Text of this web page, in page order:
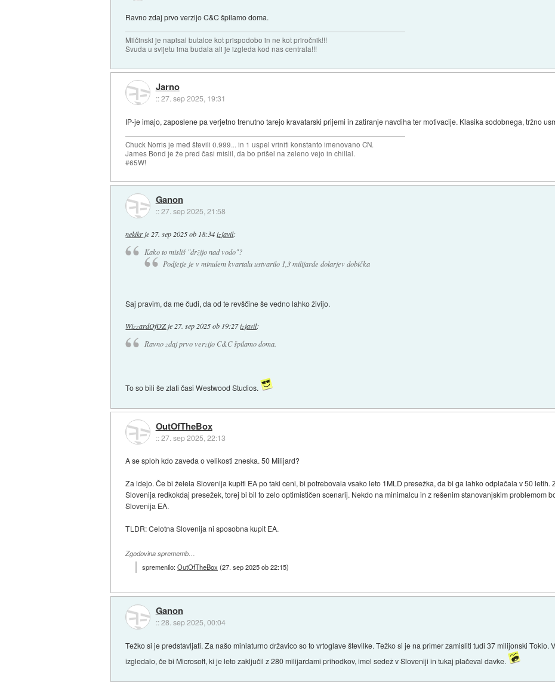
Ravno zdaj prvo verzijo C&C špilamo doma.
Milčinski je napisal butalce kot prispodobo in ne kot priročnik!!!
Svuda u svijetu ima budala ali je izgleda kod nas centrala!!!
Jarno
::27. sep 2025, 19:31
IP-je imajo, zaposlene pa verjetno trenutno tarejo kravatarski prijemi in zatiranje navdiha ter motivacije. Klasika sodobnega, tržno
Chuck Norris je med števili 0.999... in 1 uspel vriniti konstanto imenovano CN.
James Bond je že pred časi mislil, da bo prišel na zeleno vejo in chillal.
#65W!
Ganon
::27. sep 2025, 21:58
nekikr je 27. sep 2025 ob 18:34 izjavil:
Kako to misliš "držijo nad vodo"?
Podjetje je v minulem kvartalu ustvarilo 1,3 milijarde dolarjev dobička
Saj pravim, da me čudi, da od te revščine še vedno lahko živijo.
WizzardOfOZje 27. sep 2025 ob 19:27izjavil:
Ravno zdaj prvo verzijo C&C špilamo doma.
To so bili še zlati časi Westwood Studios.
OutOfTheBox
::27. sep 2025, 22:13
A se sploh kdo zaveda o velikosti zneska. 50 Milijard?
Za idejo. Če bi želela Slovenija kupiti EA po taki ceni, bi potrebovala vsako leto 1MLD presežka, da bi ga lahko odplačala v 50 letih.
Slovenija redkokdaj presežek, torej bi bil to zelo optimističen scenarij. Nekdo na minimalcu in z rešenim stanovanjskim problemom
Slovenija EA.
TLDR: Celotna Slovenija ni sposobna kupit EA.
Zgodovina sprememb…
spremenilo:OutOfTheBox (27. sep 2025 ob 22:15)
Ganon
::28. sep 2025, 00:04
Težko si je predstavljati. Za našo miniaturno državico so to vrtoglave številke. Težko si je na primer zamisliti tudi 37 milijonski Tokio.
izgledalo, če bi Microsoft, ki je leto zaključil z 280 milijardami prihodkov, imel sedež v Sloveniji in tukaj plačeval davke.